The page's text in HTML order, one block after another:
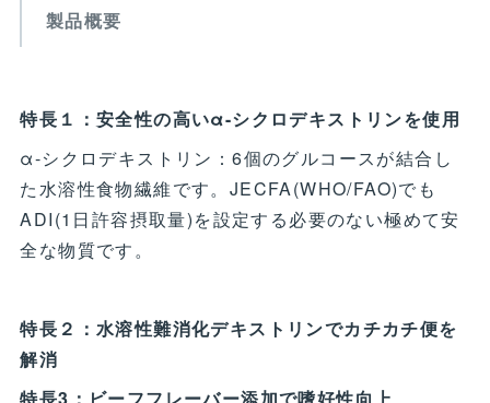
製品概要
特長１：安全性の高いα-シクロデキストリンを使用
α-シクロデキストリン：6個のグルコースが結合し
た水溶性食物繊維です。JECFA(WHO/FAO)でも
ADI(1日許容摂取量)を設定する必要のない極めて安
全な物質です。
特長２：水溶性難消化デキストリンでカチカチ便を
解消